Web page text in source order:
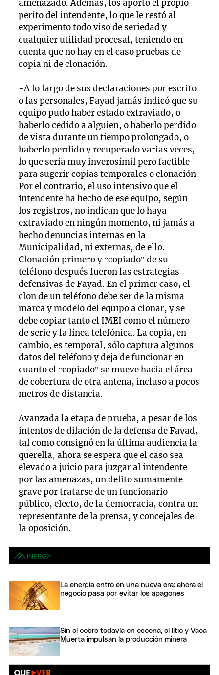
amenazado. Además, los aportó el propio
perito del intendente, lo que le restó al
experimento todo viso de seriedad y
cualquier utilidad procesal, teniendo en
cuenta que no hay en el caso pruebas de
copia ni de clonación.
-A lo largo de sus declaraciones por escrito
o las personales, Fayad jamás indicó que su
equipo pudo haber estado extraviado, o
haberlo cedido a alguien, o haberlo perdido
de vista durante un tiempo prolongado, o
haberlo perdido y recuperado varias veces,
lo que sería muy inverosímil pero factible
para sugerir copias temporales o clonación.
Por el contrario, el uso intensivo que el
intendente ha hecho de ese equipo, según
los registros, no indican que lo haya
extraviado en ningún momento, ni jamás a
hecho denuncias internas en la
Municipalidad, ni externas, de ello.
Clonación primero y “copiado” de su
teléfono después fueron las estrategias
defensivas de Fayad. En el primer caso, el
clon de un teléfono debe ser de la misma
marca y modelo del equipo a clonar, y se
debe copiar tanto el IMEI como el número
de serie y la línea telefónica. La copia, en
cambio, es temporal, sólo captura algunos
datos del teléfono y deja de funcionar en
cuanto el “copiado” se mueve hacia el área
de cobertura de otra antena, incluso a pocos
metros de distancia.
Avanzada la etapa de prueba, a pesar de los
intentos de dilación de la defensa de Fayad,
tal como consignó en la última audiencia la
querella, ahora se espera que el caso sea
elevado a juicio para juzgar al intendente
por las amenazas, un delito sumamente
grave por tratarse de un funcionario
público, electo, de la democracia, contra un
representante de la prensa, y concejales de
la oposición.
La energía entró en una nueva era: ahora el
negocio pasa por evitar los apagones
Sin el cobre todavía en escena, el litio y Vaca
Muerta impulsan la producción minera